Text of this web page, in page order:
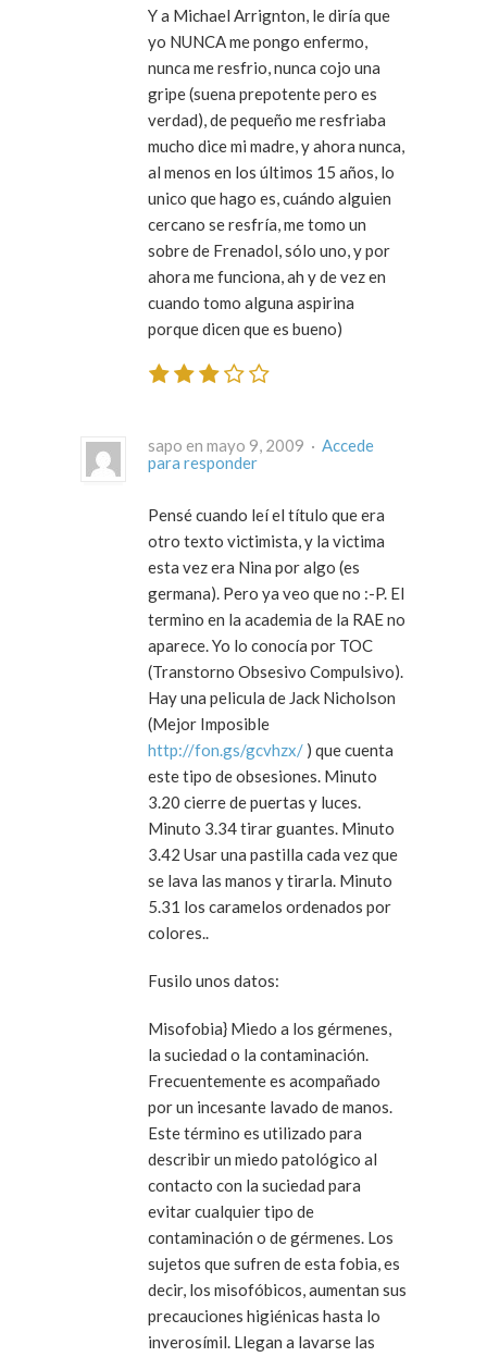
Y a Michael Arrignton, le diría que
yo NUNCA me pongo enfermo,
nunca me resfrio, nunca cojo una
gripe (suena prepotente pero es
verdad), de pequeño me resfriaba
mucho dice mi madre, y ahora nunca,
al menos en los últimos 15 años, lo
unico que hago es, cuándo alguien
cercano se resfría, me tomo un
sobre de Frenadol, sólo uno, y por
ahora me funciona, ah y de vez en
cuando tomo alguna aspirina
porque dicen que es bueno)
sapo en mayo 9, 2009 · Accede
para responder
Pensé cuando leí el título que era
otro texto victimista, y la victima
esta vez era Nina por algo (es
germana). Pero ya veo que no :-P. El
termino en la academia de la RAE no
aparece. Yo lo conocía por TOC
(Transtorno Obsesivo Compulsivo).
Hay una pelicula de Jack Nicholson
(Mejor Imposible
http://fon.gs/gcvhzx/ ) que cuenta
este tipo de obsesiones. Minuto
3.20 cierre de puertas y luces.
Minuto 3.34 tirar guantes. Minuto
3.42 Usar una pastilla cada vez que
se lava las manos y tirarla. Minuto
5.31 los caramelos ordenados por
colores..
Fusilo unos datos:
Misofobia} Miedo a los gérmenes,
la suciedad o la contaminación.
Frecuentemente es acompañado
por un incesante lavado de manos.
Este término es utilizado para
describir un miedo patológico al
contacto con la suciedad para
evitar cualquier tipo de
contaminación o de gérmenes. Los
sujetos que sufren de esta fobia, es
decir, los misofóbicos, aumentan sus
precauciones higiénicas hasta lo
inverosímil. Llegan a lavarse las